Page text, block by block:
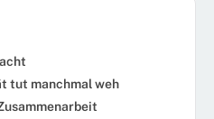
tut manchmal weh